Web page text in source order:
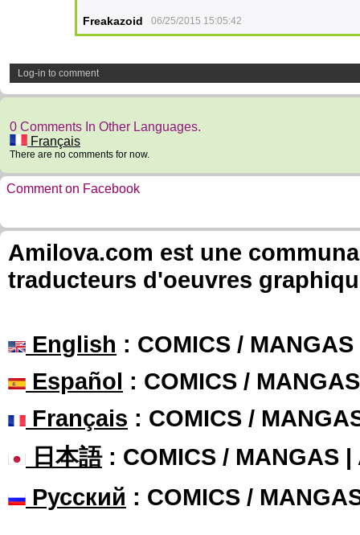
Freakazoid 06/25/2015 15:05:42
Log-in to comment
0 Comments In Other Languages.
Français
There are no comments for now.
Comment on Facebook
Amilova.com est une
traducteurs d'oeuvres
English : COMICS /
Español : COMICS /
Français : COMICS /
日本語: COMICS / MANGAS |
Русский : COMICS /